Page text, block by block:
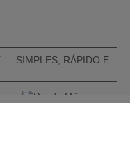
— SIMPLES, RÁPIDO E